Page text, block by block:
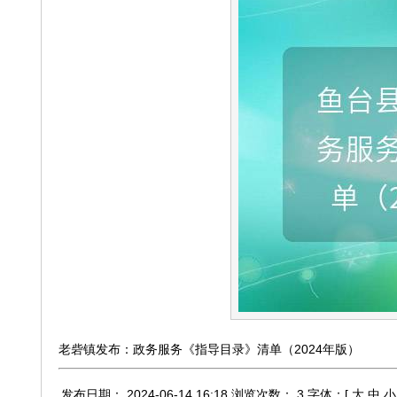
老砦镇发布：政务服务《指导目录》清单（2024年版）